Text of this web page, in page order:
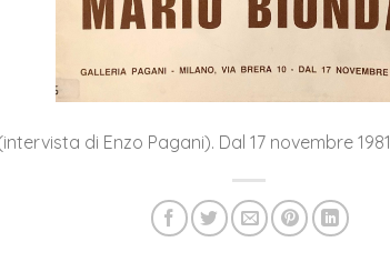
di Enzo Pagani). Dal 17 novembre 1981